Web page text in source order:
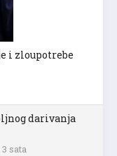
i zloupotrebe
darivanja
sata